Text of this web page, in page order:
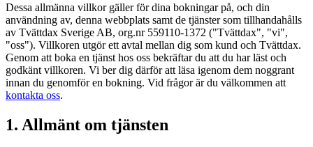
Dessa allmänna villkor gäller för dina bokningar på, och din
användning av, denna webbplats samt de tjänster som tillhandahålls
av Tvättdax Sverige AB, org.nr 559110-1372 ("Tvättdax", "vi",
"oss"). Villkoren utgör ett avtal mellan dig som kund och Tvättdax.
Genom att boka en tjänst hos oss bekräftar du att du har läst och
godkänt villkoren. Vi ber dig därför att läsa igenom dem noggrant
innan du genomför en bokning. Vid frågor är du välkommen att
kontakta oss.
1. Allmänt om tjänsten